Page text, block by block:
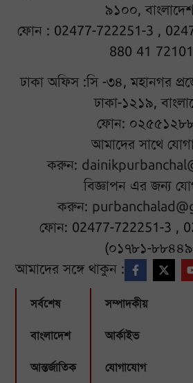
৯১০০,
ফোন : 02477-722251-3 ,
880 41
ঢাকা অফিস :সি -৩৪, মহানগর
ঢাকা-১২১৯,
ফোন:
আমাদের সাথে
করুন:
বিজ্ঞাপন এর জন্য
করুন:
ফোন: 02477-722251-3 ,
(০১৭৮১-
আমাদের সঙ্গে থাকুন :
সর্বশেষ
বাংলাদেশ
আন্তর্জাতিক
সম্পাদকীয়
আর্কাইভ
যোগাযোগ